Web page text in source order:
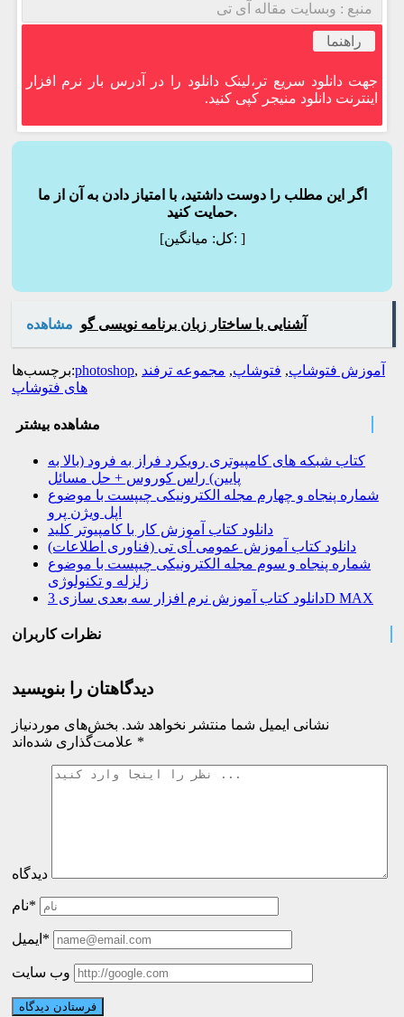
منبع : وبسایت مقاله آی تی
راهنما
جهت دانلود سریع تر،لینک دانلود را در آدرس بار نرم افزار
اینترنت دانلود منیجر کپی کنید.
اگر این مطلب را دوست داشتید، با امتیاز دادن به آن از ما
حمایت کنید.
[کل:میانگین: ]
مشاهده آشنایی با ساختار زبان برنامه نویسی گو
برچسب‌ها:photoshop, آموزش فتوشاپ, فتوشاپ, مجموعه ترفند
های فتوشاپ
مشاهده بیشتر
کتاب شبکه های کامپیوتری رویکرد فراز به فرود (بالا به
پایین) راس کوروس + حل مسائل
شماره پنجاه و چهارم مجله الکترونیکی چیپست با موضوع
اپل ویژن پرو
دانلود کتاب آموزش کار با کامپیوتر کلید
دانلود کتاب آموزش عمومی آی تی (فناوری اطلاعات)
شماره پنجاه و سوم مجله الکترونیکی چیپست با موضوع
زلزله و تکنولوژی
دانلود کتاب آموزش نرم افزار سه بعدی سازی 3D MAX
نظرات کاربران
دیدگاهتان را بنویسید
نشانی ایمیل شما منتشر نخواهد شد. بخش‌های موردنیاز
*
دیدگاه
نام*
ایمیل*
وب سایت